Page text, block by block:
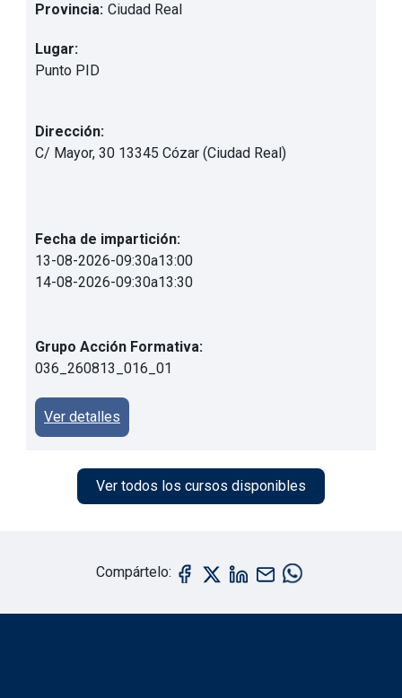
Provincia: Ciudad Real
Lugar:
Punto PID
Dirección:
C/ Mayor, 30 13345 Cózar (Ciudad Real)
Fecha de impartición:
13-08-2026-09:30a13:00
14-08-2026-09:30a13:30
Grupo Acción Formativa:
036_260813_016_01
Ver detalles
Ver todos los cursos disponibles
Compártelo: